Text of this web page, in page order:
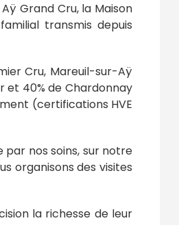
Grand Cru, la Maison
transmis depuis
Cru, Mareuil-sur-Aÿ
et 40% de Chardonnay
(certifications HVE
nos soins, sur notre
organisons des visites
la richesse de leur